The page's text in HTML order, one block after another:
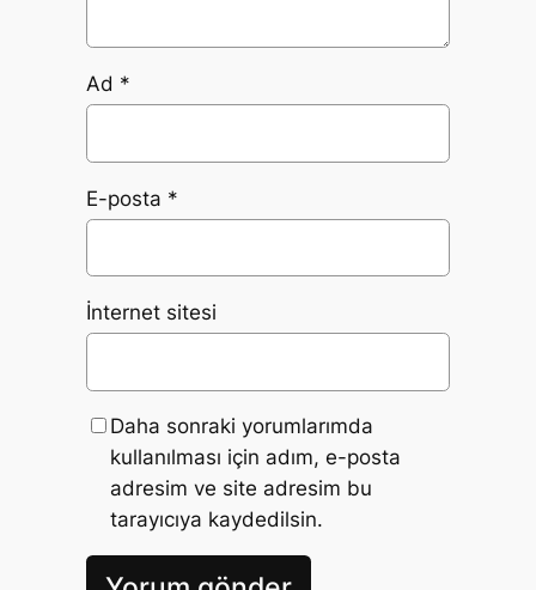
Ad *
E-posta *
İnternet sitesi
Daha sonraki yorumlarımda
kullanılması için adım, e-posta
adresim ve site adresim bu
tarayıcıya kaydedilsin.